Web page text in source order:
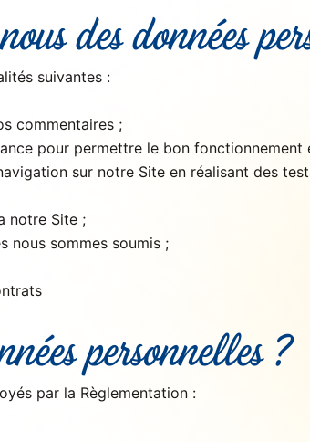
des données
suivantes :
commentaires ;
pour permettre le bon
sur notre Site en réalisant des
notre Site ;
nous sommes soumis ;
personnelles ?
par la Règlementation :